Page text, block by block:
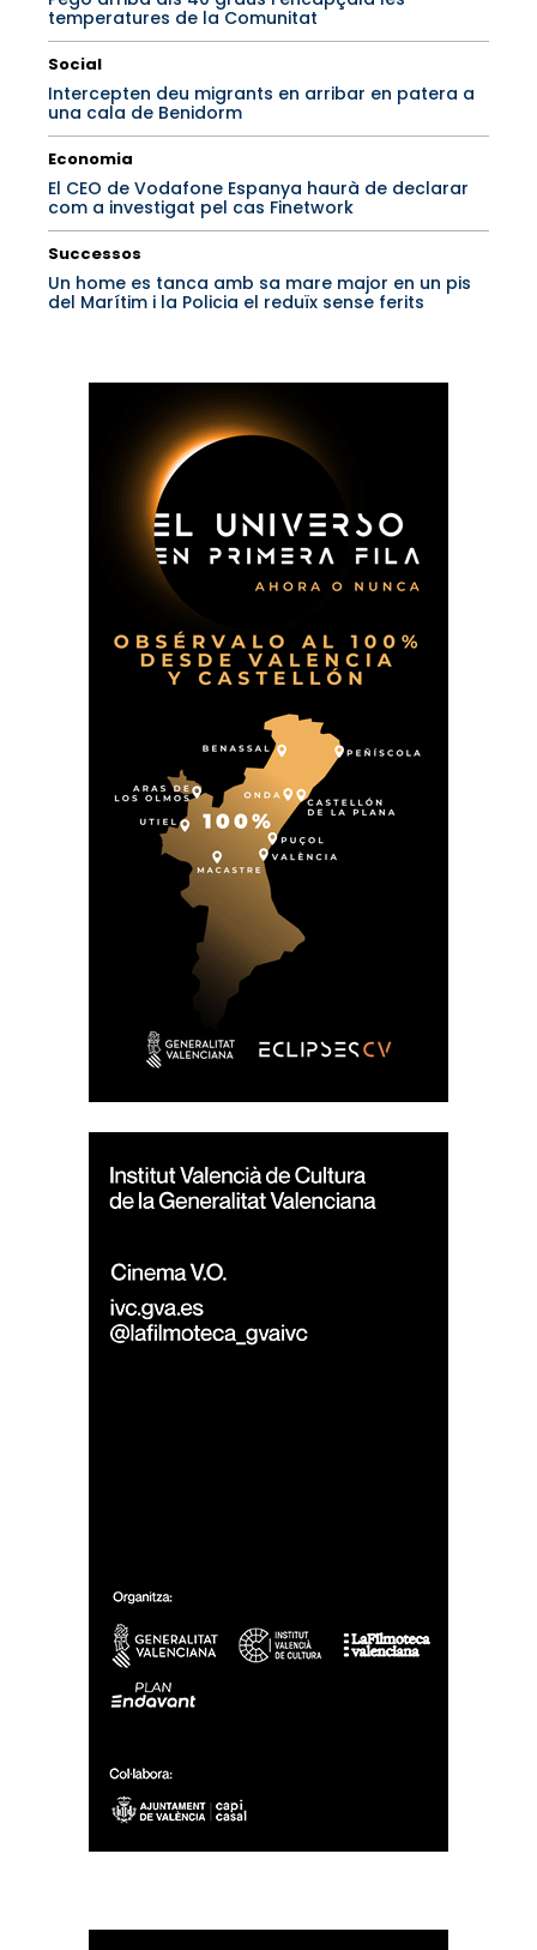
temperatures de la Comunitat
Social
Intercepten deu migrants en arribar en patera a
una cala de Benidorm
Economia
El CEO de Vodafone Espanya haurà de declarar
com a investigat pel cas Finetwork
Successos
Un home es tanca amb sa mare major en un pis
del Marítim i la Policia el reduïx sense ferits